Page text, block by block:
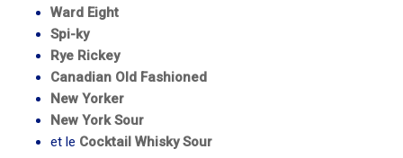
Ward Eight
Spi-ky
Rye Rickey
Canadian Old Fashioned
New Yorker
New York Sour
et le Cocktail Whisky Sour